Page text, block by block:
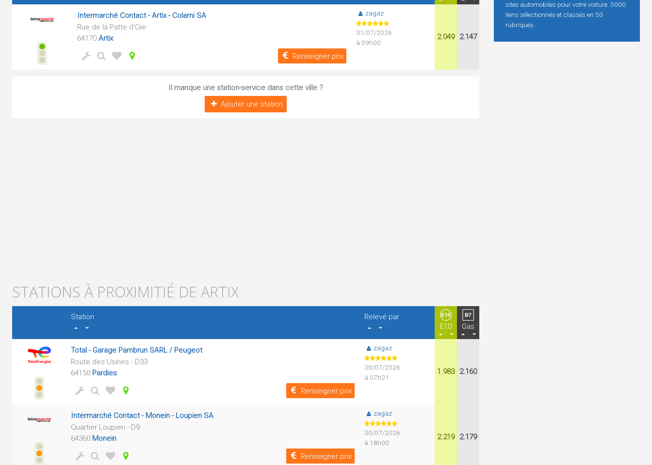
Intermarché Contact - Artix - Colarni SA
Rue de la Patte d'Oie
64170 Artix
Renseigner prix
zagaz
31/07/2026
à 09h00
2.049 2.147
Il manque une station-service dans cette ville ?
Ajouter une station
STATIONS À PROXIMITIÉ DE ARTIX
Station
Relevé par
E10
Gas
Total - Garage Pambrun SARL / Peugeot
Route des Usines - D33
64150 Pardies
Renseigner prix
zagaz
30/07/2026
à 07h21
1.983 2.160
Intermarché Contact - Monein - Loupien SA
Quartier Loupien - D9
64360 Monein
Renseigner prix
zagaz
30/07/2026
à 18h00
2.219 2.179
sites automobiles pour votre voiture. 5000
liens sélectionnés et classés en 50
rubriques.